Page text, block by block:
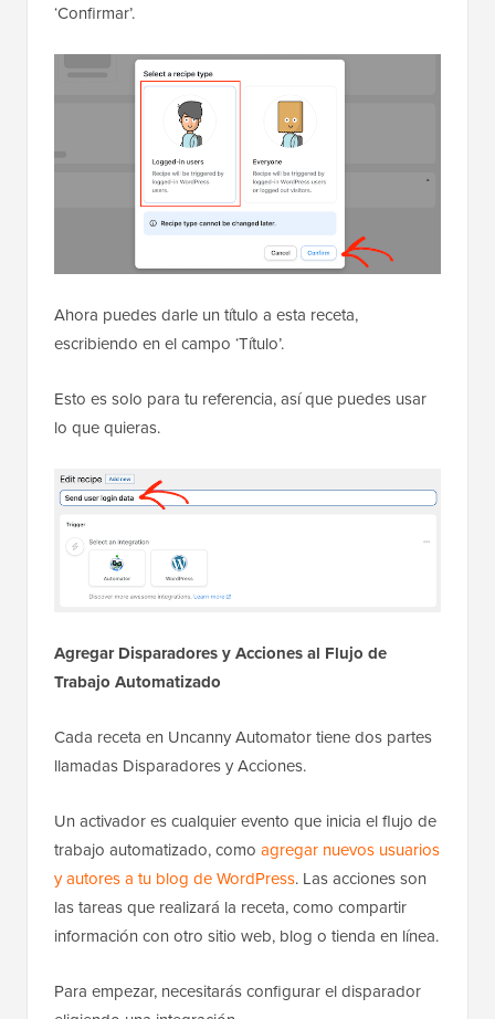
‘Confirmar’.
Ahora puedes darle un título a esta receta,
escribiendo en el campo ‘Título’.
Esto es solo para tu referencia, así que puedes usar
lo que quieras.
Agregar Disparadores y Acciones al Flujo de
Trabajo Automatizado
Cada receta en Uncanny Automator tiene dos partes
llamadas Disparadores y Acciones.
Un activador es cualquier evento que inicia el flujo de
trabajo automatizado, como agregar nuevos usuarios
y autores a tu blog de WordPress. Las acciones son
las tareas que realizará la receta, como compartir
información con otro sitio web, blog o tienda en línea.
Para empezar, necesitarás configurar el disparador